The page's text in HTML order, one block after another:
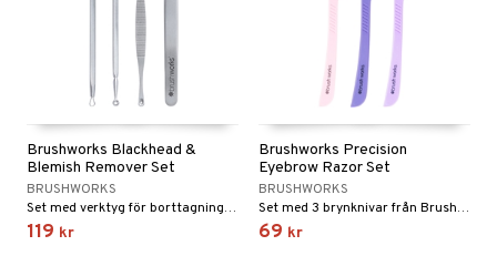
Brushworks Blackhead &
Blemish Remover Set
BRUSHWORKS
Set med verktyg för borttagning av pormaskar från Brushworks
119 kr
Brushworks Precision
Eyebrow Razor Set
BRUSHWORKS
Set med 3 brynknivar från Brushworks
69 kr